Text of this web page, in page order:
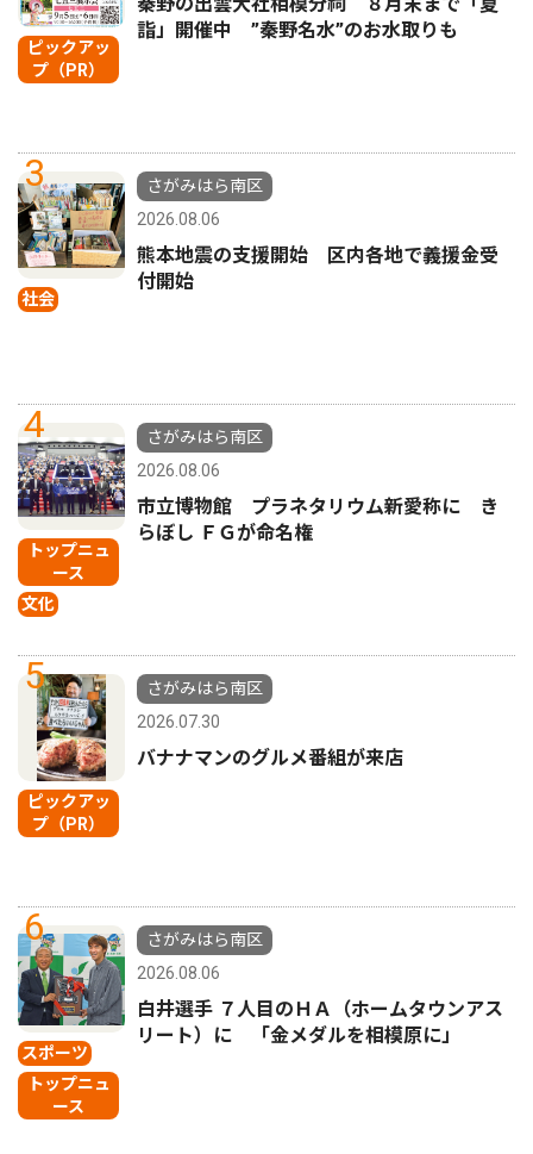
ピックアッ
プ（PR）
詣」開催中 ”秦野名水”のお水取りも
3
社会
さがみはら南区
2026.08.06
熊本地震の支援開始 区内各地で義援金受
付開始
4
トップニュ
ース
文化
さがみはら南区
2026.08.06
市立博物館 プラネタリウム新愛称に き
らぼし ＦＧが命名権
5
ピックアッ
プ（PR）
さがみはら南区
2026.07.30
バナナマンのグルメ番組が来店
6
スポーツ
トップニュ
ース
さがみはら南区
2026.08.06
白井選手 ７人目のＨＡ（ホームタウンアス
リート）に 「金メダルを相模原に」